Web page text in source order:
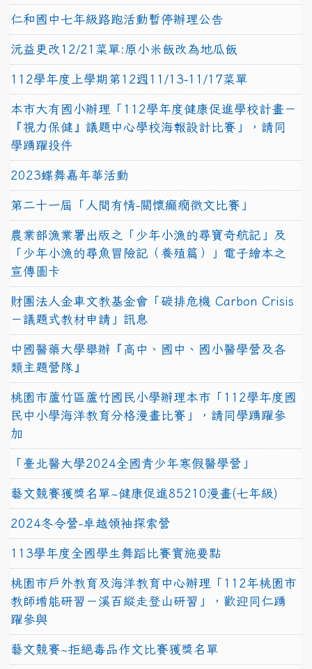
仁和國中七年級路跑活動暫停辦理公告
沅益更改12/21菜單:原小米飯改為地瓜飯
112學年度上學期第12週11/13-11/17菜單
本市大有國小辦理「112學年度健康促進學校計畫－
『視力保健』議題中心學校海報設計比賽」，請同
學踴躍投件
2023蝶舞嘉年華活動
第二十一屆「人間有情-關懷癲癇徵文比賽」
農業部漁業署出版之「少年小漁的尋寶奇航記」及
「少年小漁的尋魚冒險記（養殖篇）」電子繪本之
宣傳圖卡
財團法人金車文教基金會「碳排危機 Carbon Crisis
－議題式教材申請」訊息
中國醫藥大學舉辦『高中、國中、國小醫學營及各
類主題營隊』
桃園市蘆竹區蘆竹國民小學辦理本市「112學年度國
民中小學海洋教育分格漫畫比賽」，請同學踴躍參
加
「臺北醫大學2024全國青少年寒假醫學營」
藝文競賽獲獎名單~健康促進85210漫畫(七年級)
2024冬令營-卓越領袖探索營
113學年度全國學生舞蹈比賽實施要點
桃園市戶外教育及海洋教育中心辦理「112年桃園市
教師增能研習－溪百縱走登山研習」，歡迎同仁踴
躍參與
藝文競賽~拒絕毒品作文比賽獲獎名單